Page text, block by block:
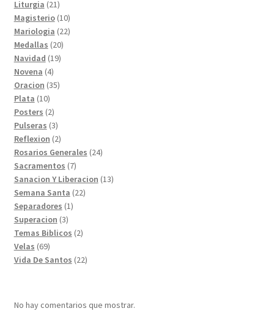
productos
Liturgia 2121
productos
Magisterio 1010
productos
Mariologia 2222
Medallas 2020
productos
Navidad 1919
Novena 44
productos
Oracion 3535
Plata 1010
productos
Posters 22
productos
Pulseras 33
productos
Reflexion 22
productos
Rosarios Generales 2424
Sacramentos 77
productos
Sanacion Y Liberacion 1313
Semana Santa 2222
Separadores 11
Superacion 33
productos
Temas Biblicos 22
Velas 6969
productos
Vida De Santos 2222
No hay comentarios que mostrar.